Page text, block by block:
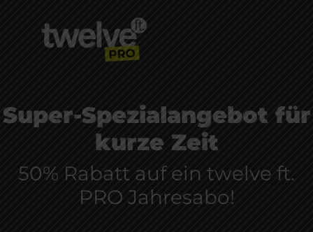
Super-Spezialangebot für
kurze Zeit
50% Rabatt auf ein twelve ft.
PRO Jahresabo!